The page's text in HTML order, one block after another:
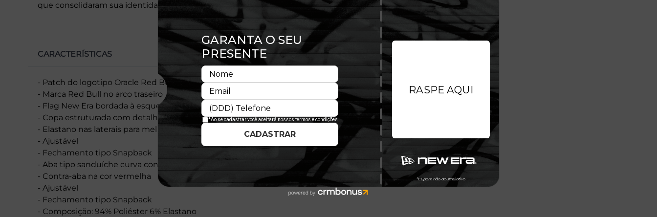
que consolidaram sua identidade como uma das mais icônicas da categoria.
CARACTERÍSTICAS
- Patch do logotipo Oracle Red Bull Racing na parte frontal esquerda
- Marca Red Bull no arco traseiro
- Flag New Era bordada à esquerda
- Copa estruturada com detalhes em vermelho
- Elastano nas laterais para melhor ajuste e maior conforto
- Ajustável
- Fechamento tipo Snapback
- Aba tipo sanduíche curva com interior vermelho
- Contra-aba na cor vermelha
- Ajustável
- Fechamento tipo Snapback
- Composição: 94% Poliéster 6% Elastano